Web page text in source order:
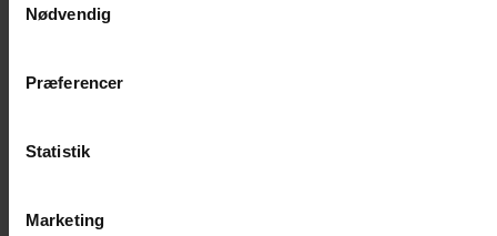
Nødvendig
Præferencer
Statistik
Marketing
Handelsbetingelser
Om Yarn Every Wear